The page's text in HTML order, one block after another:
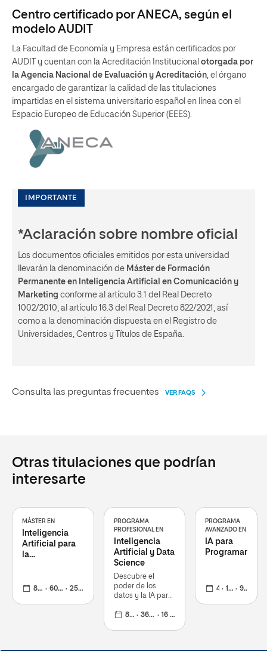
Centro certificado por ANECA, según el
modelo AUDIT
La Facultad de Economía y Empresa están certificados por
AUDIT y cuentan con la Acreditación Institucional otorgada por
la Agencia Nacional de Evaluación y Acreditación, el órgano
encargado de garantizar la calidad de las titulaciones
impartidas en el sistema universitario español en línea con el
Espacio Europeo de Educación Superior (EEES).
IMPORTANTE
*Aclaración sobre nombre oficial
Los documentos oficiales emitidos por esta universidad
llevarán la denominación de Máster de Formación
Permanente en Inteligencia Artificial en Comunicación y
Marketing conforme al artículo 3.1 del Real Decreto
1002/2010, al artículo 16.3 del Real Decreto 822/2021, así
como a la denominación dispuesta en el Registro de
Universidades, Centros y Títulos de España.
Consulta las preguntas frecuentes VER FAQS
Otras titulaciones que podrían
interesarte
MÁSTER EN
Inteligencia
Artificial para
la
Negocio
8 meses 60 ECTS 25 nov 2024
PROGRAMA
PROFESIONAL EN
Inteligencia
Artificial y Data
Science
Descubre el
poder de los
datos y la IA para
innovación y
8 meses 36 ECTS 16 nov 2026
PROGRAMA
AVANZADO EN
IA para
Programar
4 meses 18 ECTS 9 nov 2026